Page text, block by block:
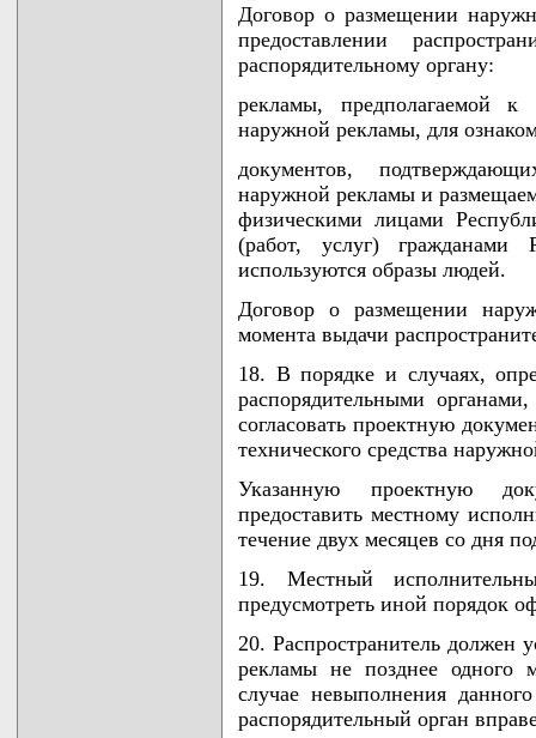
Договор о размещении
предоставлении
распорядительному органу:
рекламы, предполагаемой к
наружной рекламы, для
документов,
наружной рекламы и
физическими лицами
(работ, услуг) гражданами
используются образы людей.
Договор о размещении
момента выдачи
18. В порядке и случаях,
распорядительными
согласовать проектную
технического средства
Указанную проектную
предоставить местному
течение двух месяцев со дня
19. Местный
предусмотреть иной порядок
20. Распространитель должен
рекламы не позднее одного
случае невыполнения
распорядительный орган